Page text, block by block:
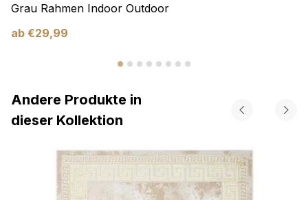
Grau Rahmen Indoor Outdoor
ab €29,99
Andere Produkte in
dieser Kollektion